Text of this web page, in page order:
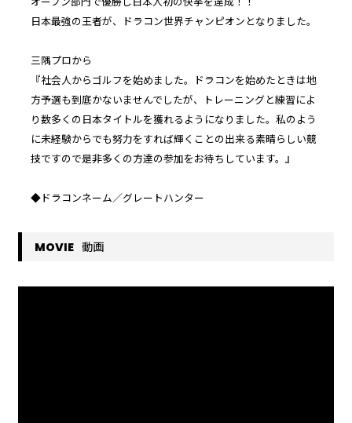
日本最強の王者が、ドラコン世界チャンピオンとなりました。
三隅プロから
『社会人からゴルフを始めました。ドラコンを始めたときは地
方予選も到底かないませんでしたが、トレーニングと練習によ
り数多くの日本タイトルを獲れるようになりました。私のよう
に未経験からでも努力をすれば輝くことの出来る素晴らしい競
技ですので是非多くの方達の参加をお待ちしています。』
◆ドラコンネーム／グレートハンター
MOVIE 動画